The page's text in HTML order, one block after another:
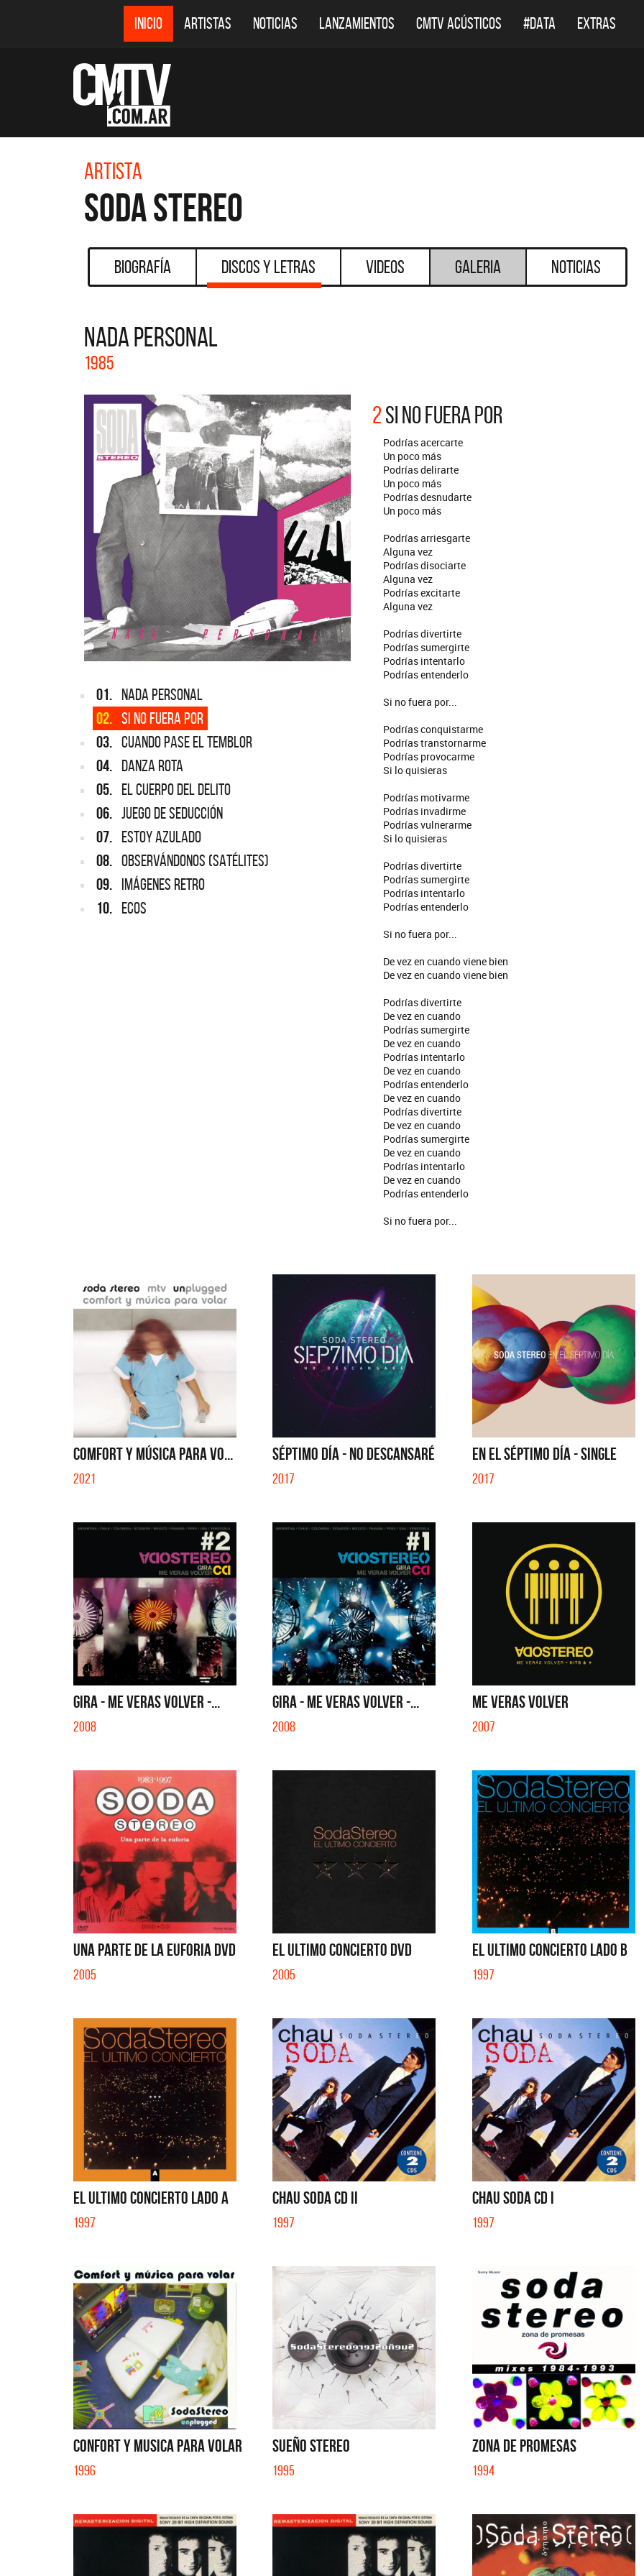
INICIO ARTISTAS NOTICIAS LANZAMIENTOS CMTV ACÚSTICOS #DATA EXTRAS
Artista
Soda Stereo
Biografía Discos y Letras Videos Galeria Noticias
NADA PERSONAL
1985
01. NADA PERSONAL
02. SI NO FUERA POR
03. CUANDO PASE EL TEMBLOR
04. DANZA ROTA
05. EL CUERPO DEL DELITO
06. JUEGO DE SEDUCCIÓN
07. ESTOY AZULADO
08. OBSERVÁNDONOS (SATÉLITES)
09. IMÁGENES RETRO
10. ECOS
2SI NO FUERA POR
Podrías acercarte
Un poco más
Podrías delirarte
Un poco más
Podrías desnudarte
Un poco más
Podrías arriesgarte
Alguna vez
Podrías disociarte
Alguna vez
Podrías excitarte
Alguna vez
Podrías divertirte
Podrías sumergirte
Podrías intentarlo
Podrías entenderlo
Si no fuera por...
Podrías conquistarme
Podrías transtornarme
Podrías provocarme
Si lo quisieras
Podrías motivarme
Podrías invadirme
Podrías vulnerarme
Si lo quisieras
Podrías divertirte
Podrías sumergirte
Podrías intentarlo
Podrías entenderlo
Si no fuera por...
De vez en cuando viene bien
De vez en cuando viene bien
Podrías divertirte
De vez en cuando
Podrías sumergirte
De vez en cuando
Podrías intentarlo
De vez en cuando
Podrías entenderlo
De vez en cuando
Podrías divertirte
De vez en cuando
Podrías sumergirte
De vez en cuando
Podrías intentarlo
De vez en cuando
Podrías entenderlo
Si no fuera por...
COMFORT Y MÚSICA PARA VO...
2021
SÉPTIMO DÍA - NO DESCANSARÉ
2017
EN EL SÉPTIMO DÍA - SINGLE
2017
GIRA - ME VERAS VOLVER -...
2008
GIRA - ME VERAS VOLVER -...
2008
ME VERAS VOLVER
2007
UNA PARTE DE LA EUFORIA DVD
2005
EL ULTIMO CONCIERTO DVD
2005
EL ULTIMO CONCIERTO LADO B
1997
EL ULTIMO CONCIERTO LADO A
1997
CHAU SODA CD II
1997
CHAU SODA CD I
1997
CONFORT Y MUSICA PARA VOLAR
1996
SUEÑO STEREO
1995
ZONA DE PROMESAS
1994
DESTACADOS DESTACADOS
La Muela y Sus Amigos
QUE NO SE MUELA LA MUELA - SINGLE
La Joaqui
TE VI - SINGLE